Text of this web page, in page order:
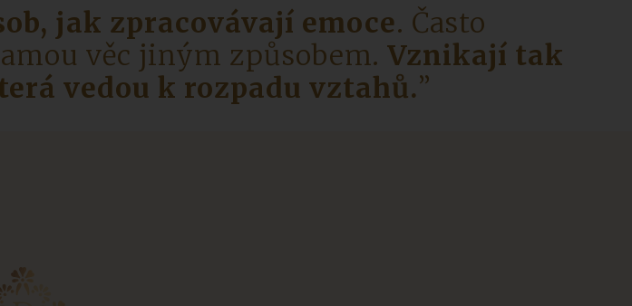
jak zpracovávají emoce. Často
věc jiným způsobem. Vznikají tak
vedou k rozpadu vztahů.”